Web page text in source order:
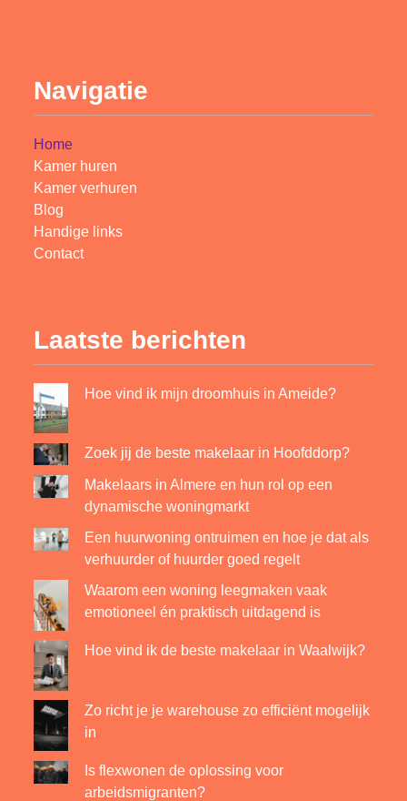
Navigatie
Home
Kamer huren
Kamer verhuren
Blog
Handige links
Contact
Laatste berichten
Hoe vind ik mijn droomhuis in Ameide?
Zoek jij de beste makelaar in Hoofddorp?
Makelaars in Almere en hun rol op een
dynamische woningmarkt
Een huurwoning ontruimen en hoe je dat als
verhuurder of huurder goed regelt
Waarom een woning leegmaken vaak
emotioneel én praktisch uitdagend is
Hoe vind ik de beste makelaar in Waalwijk?
Zo richt je je warehouse zo efficiënt mogelijk
in
Is flexwonen de oplossing voor
arbeidsmigranten?